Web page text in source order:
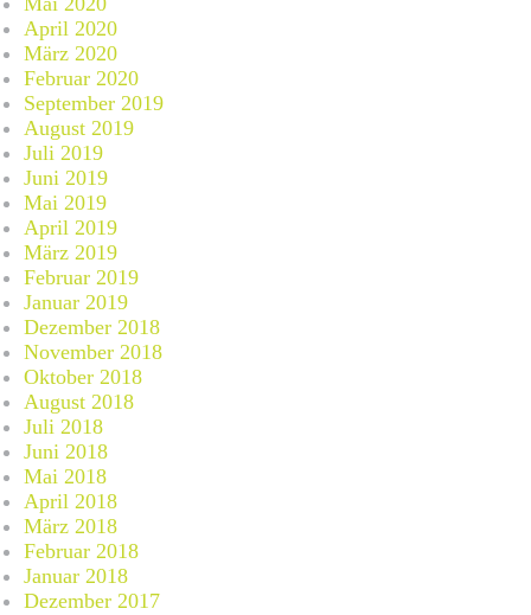
April 2020
März 2020
Februar 2020
September 2019
August 2019
Juli 2019
Juni 2019
Mai 2019
April 2019
März 2019
Februar 2019
Januar 2019
Dezember 2018
November 2018
Oktober 2018
August 2018
Juli 2018
Juni 2018
Mai 2018
April 2018
März 2018
Februar 2018
Januar 2018
Dezember 2017